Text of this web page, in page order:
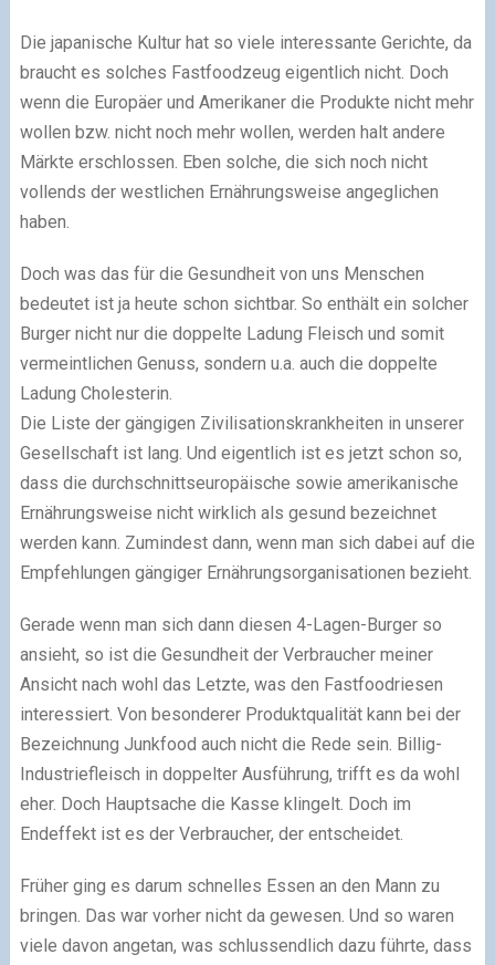
Die japanische Kultur hat so viele interessante Gerichte, da
braucht es solches Fastfoodzeug eigentlich nicht. Doch
wenn die Europäer und Amerikaner die Produkte nicht mehr
wollen bzw. nicht noch mehr wollen, werden halt andere
Märkte erschlossen. Eben solche, die sich noch nicht
vollends der westlichen Ernährungsweise angeglichen
haben.
Doch was das für die Gesundheit von uns Menschen
bedeutet ist ja heute schon sichtbar. So enthält ein solcher
Burger nicht nur die doppelte Ladung Fleisch und somit
vermeintlichen Genuss, sondern u.a. auch die doppelte
Ladung Cholesterin.
Die Liste der gängigen Zivilisationskrankheiten in unserer
Gesellschaft ist lang. Und eigentlich ist es jetzt schon so,
dass die durchschnittseuropäische sowie amerikanische
Ernährungsweise nicht wirklich als gesund bezeichnet
werden kann. Zumindest dann, wenn man sich dabei auf die
Empfehlungen gängiger Ernährungsorganisationen bezieht.
Gerade wenn man sich dann diesen 4-Lagen-Burger so
ansieht, so ist die Gesundheit der Verbraucher meiner
Ansicht nach wohl das Letzte, was den Fastfoodriesen
interessiert. Von besonderer Produktqualität kann bei der
Bezeichnung Junkfood auch nicht die Rede sein. Billig-
Industriefleisch in doppelter Ausführung, trifft es da wohl
eher. Doch Hauptsache die Kasse klingelt. Doch im
Endeffekt ist es der Verbraucher, der entscheidet.
Früher ging es darum schnelles Essen an den Mann zu
bringen. Das war vorher nicht da gewesen. Und so waren
viele davon angetan, was schlussendlich dazu führte, dass